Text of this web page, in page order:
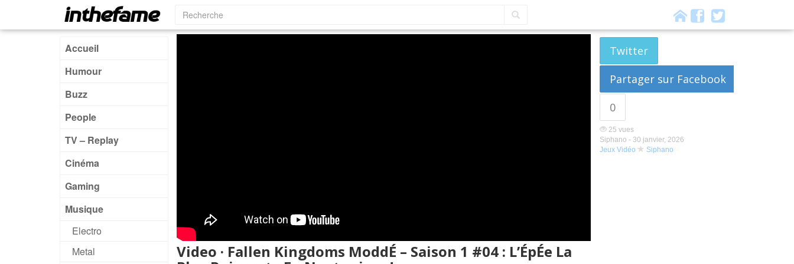
Accueil
Humour
Buzz
People
TV – Replay
Cinéma
Gaming
Musique
Electro
Metal
Video · Fallen Kingdoms ModdÉ – Saison 1 #04 : L’ÉpÉe La
Twitter
Partager sur Facebook
0
25 vues
Siphano - 30 janvier, 2026
Jeux Vidéo
Siphano